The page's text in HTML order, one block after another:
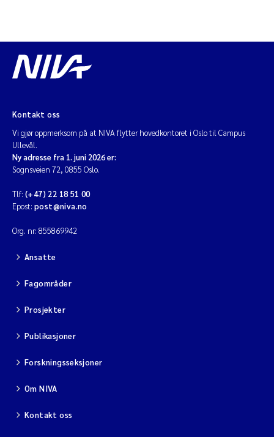
Kontakt oss
Vi gjør oppmerksom på at NIVA flytter hovedkontoret i Oslo til Campus
Ullevål.
Ny adresse fra 1. juni 2026 er:
Sognsveien 72, 0855 Oslo.
Tlf: (+47) 22 18 51 00
Epost: post@niva.no
Org. nr: 855869942
Ansatte
Fagområder
Prosjekter
Publikasjoner
Forskningsseksjoner
Om NIVA
Kontakt oss